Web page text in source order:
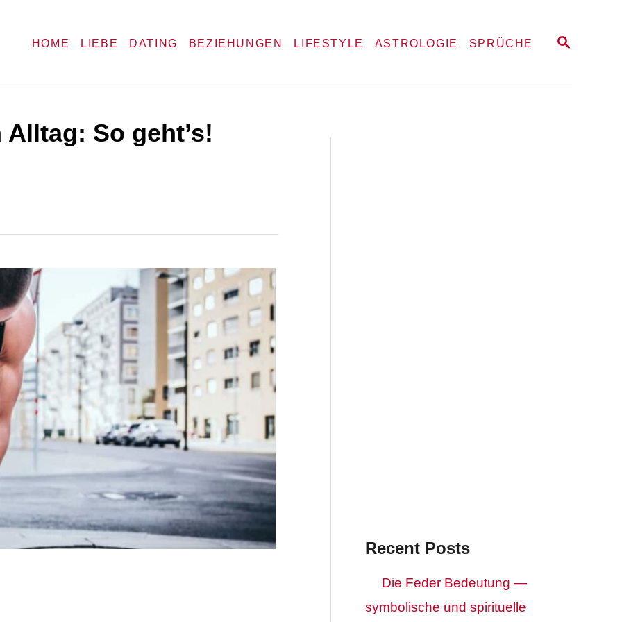
S
R
HOME LIEBE DATING BEZIEHUNGEN LIFESTYLE ASTROLOGIE SPRÜCHE
So geht’s!
Recent Posts
Die Feder Bedeutung —
symbolische und spirituelle